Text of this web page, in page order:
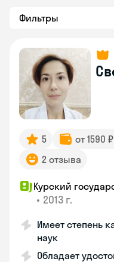
Фильтры
5 от 1590
2 отзыва
Курский
• 2013 г.
Имеет степень
наук
Обладает